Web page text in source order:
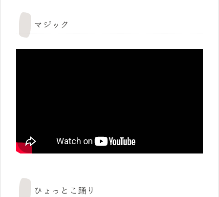
マジック
ひょっとこ踊り